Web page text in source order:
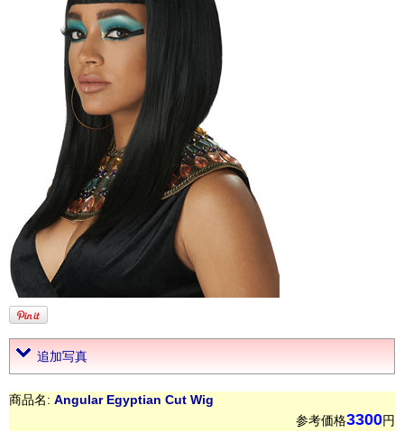
追加写真
商品名: Angular Egyptian Cut Wig
参考価格3300円